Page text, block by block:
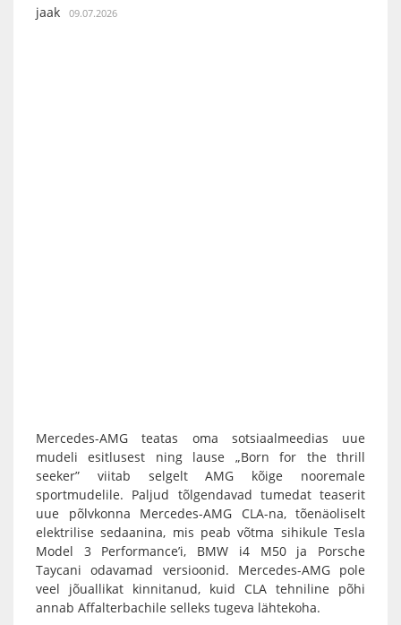
jaak 09.07.2026
Mercedes-AMG teatas oma sotsiaalmeedias uue
mudeli esitlusest ning lause „Born for the thrill
seeker” viitab selgelt AMG kõige nooremale
sportmudelile. Paljud tõlgendavad tumedat teaserit
uue põlvkonna Mercedes-AMG CLA-na, tõenäoliselt
elektrilise sedaanina, mis peab võtma sihikule Tesla
Model 3 Performance’i, BMW i4 M50 ja Porsche
Taycani odavamad versioonid. Mercedes-AMG pole
veel jõuallikat kinnitanud, kuid CLA tehniline põhi
annab Affalterbachile selleks tugeva lähtekoha.